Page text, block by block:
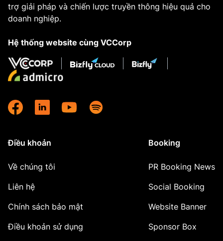
trợ giải pháp và chiến lược truyền thông hiệu quả cho
doanh nghiệp.
Hệ thống website cùng VCCorp
Điều khoản
Về chúng tôi
Liên hệ
Chính sách bảo mật
Điều khoản sử dụng
Booking
PR Booking News
Social Booking
Website Banner
Sponsor Box